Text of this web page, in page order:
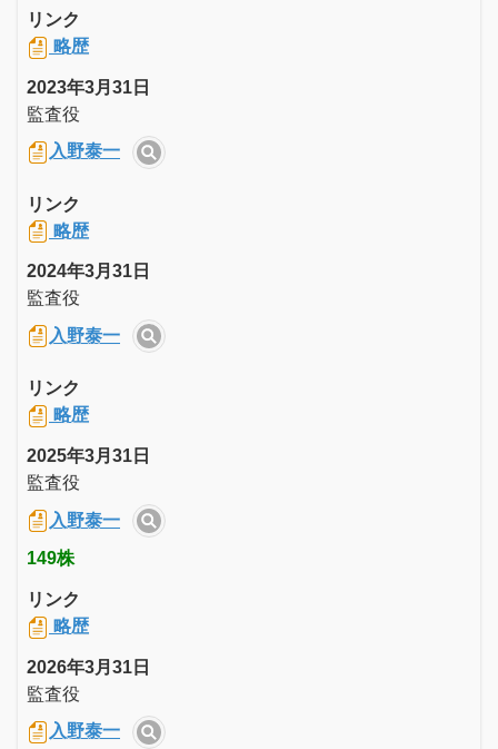
リンク
略歴
2023年3月31日
監査役
入野泰一
リンク
略歴
2024年3月31日
監査役
入野泰一
リンク
略歴
2025年3月31日
監査役
入野泰一
149株
リンク
略歴
2026年3月31日
監査役
入野泰一